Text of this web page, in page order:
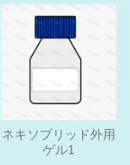
ネキソブリッド外用
ゲル1